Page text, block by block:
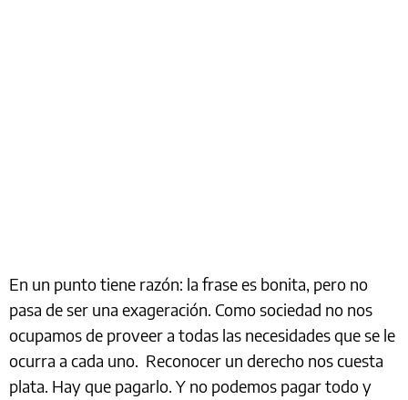
En un punto tiene razón: la frase es bonita, pero no
pasa de ser una exageración. Como sociedad no nos
ocupamos de proveer a todas las necesidades que se le
ocurra a cada uno. Reconocer un derecho nos cuesta
plata. Hay que pagarlo. Y no podemos pagar todo y